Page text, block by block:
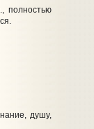
полностью
душу,